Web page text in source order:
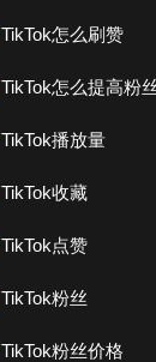
TikTok怎么刷赞
TikTok怎么提高粉
TikTok播放量
TikTok收藏
TikTok点赞
TikTok粉丝
TikTok粉丝价格